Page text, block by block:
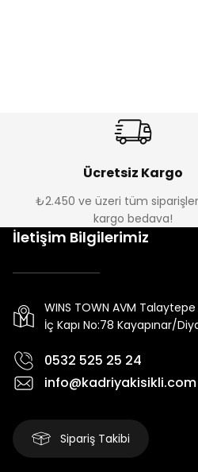
Ücretsiz Kargo
₺2.450 ve üzeri tüm
kargo bedava!
İletişim Bilgilerimiz
WINS TOWN AVM
İç Kapı No:78 Kayapınar/
0532 525 25 24
info@kadriyakisikli.com
Sipariş Takibi